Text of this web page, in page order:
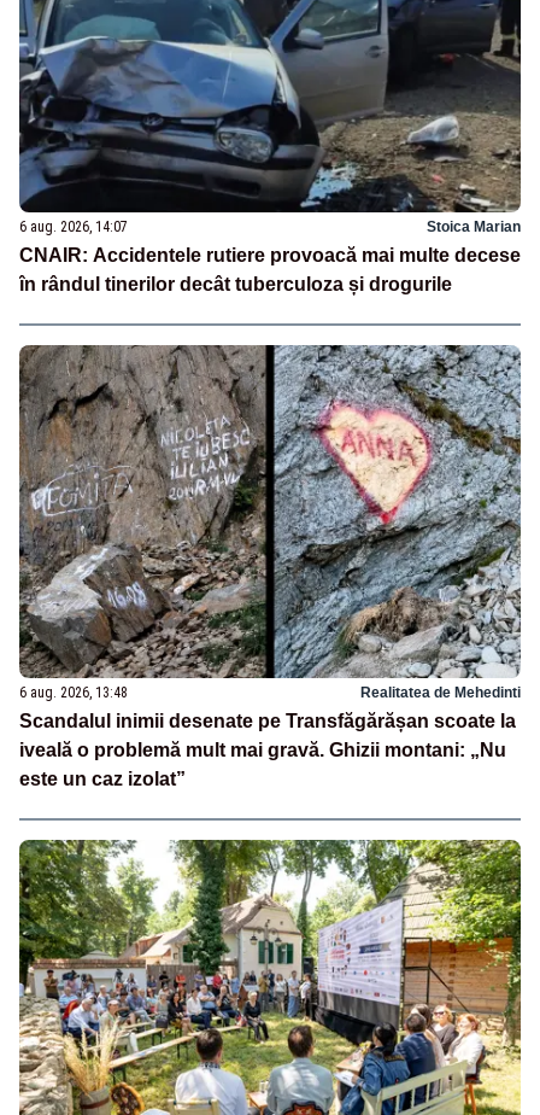
6 aug. 2026, 14:07 Stoica Marian
CNAIR: Accidentele rutiere provoacă mai multe decese
în rândul tinerilor decât tuberculoza și drogurile
6 aug. 2026, 13:48 Realitatea de Mehedinti
Scandalul inimii desenate pe Transfăgărășan scoate la
iveală o problemă mult mai gravă. Ghizii montani: „Nu
este un caz izolat”